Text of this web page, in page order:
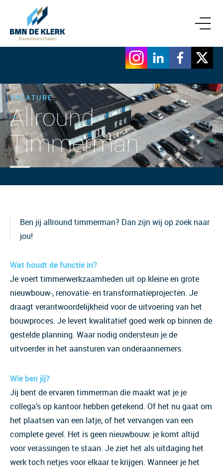
VACATURE
Allround
Timmerman
Ben jij allround timmerman? Dan zijn wij op zoek naar
jou!
Wat houdt de functie in?
Je voert timmerwerkzaamheden uit op kleine en grote
nieuwbouw-, renovatie- en transformatieprojecten. Je
draagt verantwoordelijkheid voor de uitvoering van het
bouwproces. Je levert kwalitatief goed werk op binnen de
gestelde planning. Waar nodig ondersteun je de
uitvoerder in het aansturen van onderaannemers.
Wie ben jij?
Jij bent de ervaren timmerman die maakt wat je je
collega’s op kantoor hebben getekend. Of het nu gaat om
het plaatsen van een latje, of het vervangen van een
complete gevel. Het is geen nieuwbouw: je komt altijd
voor verassingen te staan. Je ziet het als uitdaging het
werk toch netjes voor elkaar te krijgen. Wanneer je het